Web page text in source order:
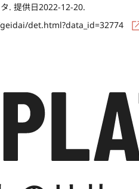
. 提供日2022-12-20.
det.html?data_id=32774